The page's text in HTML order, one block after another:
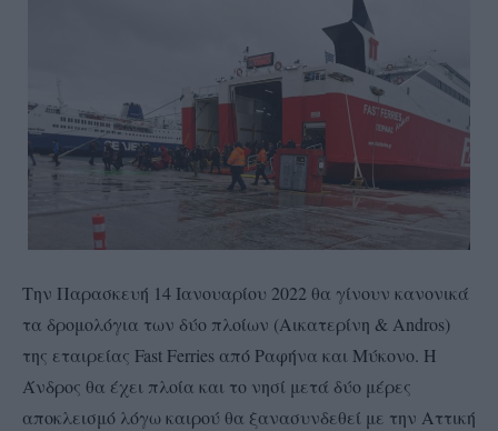
Την Παρασκευή 14 Ιανουαρίου 2022 θα γίνουν κανονικά
τα δρομολόγια των δύο πλοίων (Αικατερίνη & Andros)
της εταιρείας Fast Ferries από Ραφήνα και Μύκονο. Η
Άνδρος θα έχει πλοία και το νησί μετά δύο μέρες
αποκλεισμό λόγω καιρού θα ξανασυνδεθεί με την Αττική